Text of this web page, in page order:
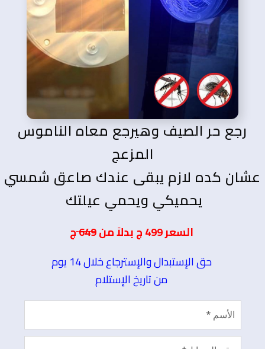
رجع حر الصيف وهيرجع معاه الناموس
المزعج
عشان كده لازم يبقى عندك صاعق شمسي
يحميكي ويحمي عيلتك
السعر 499 ج بدلاً من 649ج
حق الإستبدال والإسترجاع خلال 14 يوم